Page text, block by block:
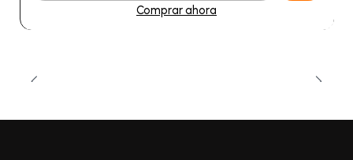
Comprar ahora